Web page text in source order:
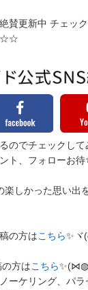
賛更新中 チェッ
のでチェックして
ト、フォローお待
楽しかった思い出
の方はこちら✨ヾ
方はこちら
ーケリング、パ